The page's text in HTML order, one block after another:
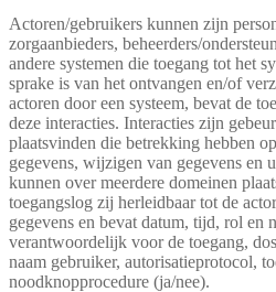
Actoren/gebruikers kunnen zijn
zorgaanbieders, beheerders/
andere systemen die toegang tot het
sprake is van het ontvangen en/of
actoren door een systeem, bevat de
deze interacties. Interacties zijn
plaatsvinden die betrekking hebben
gegevens, wijzigen van gegevens en
kunnen over meerdere domeinen
toegangslog zij herleidbaar tot de
gegevens en bevat datum, tijd, rol en
verantwoordelijk voor de toegang,
naam gebruiker, autorisatieprotocol,
noodknopprocedure (ja/nee).